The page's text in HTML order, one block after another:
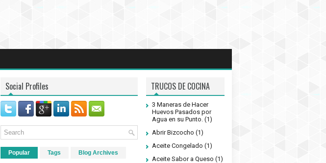
Social Profiles
Popular Tags Blog Archives
TRUCOS DE COCINA
3 Maneras de Hacer
Huevos Pasados por
Agua en su Punto. (1)
Abrir Bizcocho (1)
Aceite Congelado (1)
Aceite Sabor a Queso (1)